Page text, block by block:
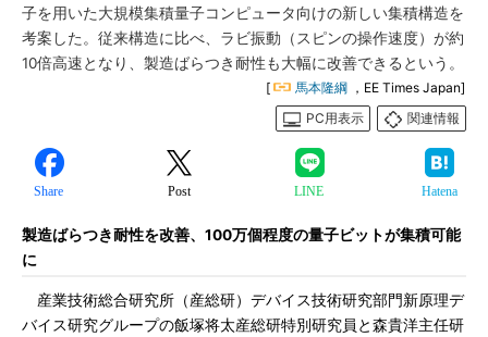
子を用いた大規模集積量子コンピュータ向けの新しい集積構造を
考案した。従来構造に比べ、ラビ振動（スピンの操作速度）が約
10倍高速となり、製造ばらつき耐性も大幅に改善できるという。
[ 馬本隆綱 ，EE Times Japan]
PC用表示
関連情報
Share Post LINE Hatena
製造ばらつき耐性を改善、100万個程度の量子ビットが集積可能
に
産業技術総合研究所（産総研）デバイス技術研究部門新原理デ
バイス研究グループの飯塚将太産総研特別研究員と森貴洋主任研